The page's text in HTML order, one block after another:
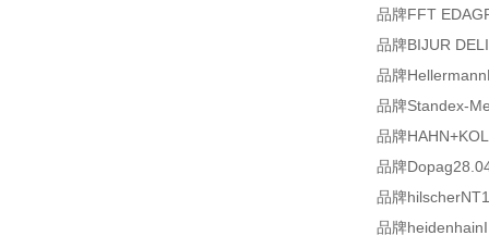
品牌FFT
品牌BIJUR
品牌
品牌Standex-
品牌
品牌
品牌
品牌